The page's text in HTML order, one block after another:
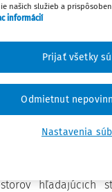
teraz musia alebo
a
Tieto
firiem. Budú
svoje
ESG kritérií stane
existujúcich
už teraz.
hľadajúcich
našich služieb a
informácií
Nastavenia
Odmietnut
Prijať všetky